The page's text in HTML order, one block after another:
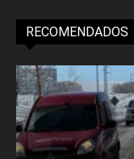
RECOMENDADOS